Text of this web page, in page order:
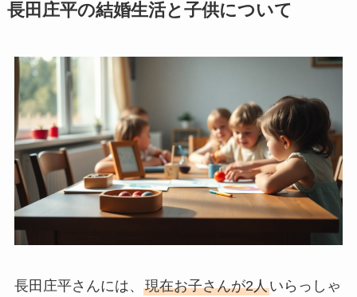
長田庄平の結婚生活と子供について
長田庄平さんには、 現在お子さんが2人いらっしゃ